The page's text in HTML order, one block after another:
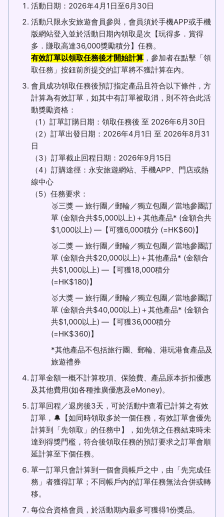
活動日期：2026年4月1日至6月30日
活動只限永安旅遊會員參與，會員須於手機APP或手機
版網站登入並於活動日期內領取是次【玩得多．賞得
多．賺取高達36,000獎勵積分】任務。
有效訂單以領取任務後才開始計算 ，參加者在點擊「領
取任務」按鈕前所提交的訂單將不獲計算在內。
會員成功領取任務後預訂指定產品且符合以下條件，方
計算為有效訂單，如其中有訂單被取消，則不符合此活
動獎勵資格：
（1）訂單訂購日期：領取任務後 至 2026年6月30日
（2）訂單出發日期：2026年4月1日 至 2026年8月31
日
（3）訂單截止回程日期：2026年9月15日
（4）訂購途徑：永安旅遊網站、手機APP、門店或熱
線中心
（5）任務要求：
🥉三獎 — 旅行團／郵輪／獨立包團／當地參團訂
單 (金額合共$5,000以上)＋其他產品* (金額合共
$1,000以上) —【可獲6,000積分 (=HK$60)】
🥈二獎 — 旅行團／郵輪／獨立包團／當地參團訂
單 (金額合共$20,000以上)＋其他產品* (金額合
共$1,000以上) —【可獲18,000積分
(=HK$180)】
🥇大獎 — 旅行團／郵輪／獨立包團／當地參團訂
單 (金額合共$40,000以上)＋其他產品* (金額合
共$1,000以上) —【可獲36,000積分
(=HK$360)】
*其他產品不包括旅行團、郵輪、港玩港食產品及
旅遊禮券
訂單金額一概不計算稅項、保險費、產品原本折扣優惠
及其他費用(如各種推廣優惠及eMoney)。
訂單回程／退房後3天，可於活動中查看已計算之有效
訂單，🔔【如同時領取多於一個任務，有效訂單會優先
計算到「先領取」的任務中】，如先領之任務結束時未
達到得獎門檻，符合後領取任務的預訂要求之訂單會順
延計算至下個任務。
單一訂單只會計算到一個會員帳戶之中，由「先完成任
務」者獲得訂單；不同帳戶內的訂單任務無法合併或轉
移。
每位合資格會員，於活動期內最多可獲得1份獎品。